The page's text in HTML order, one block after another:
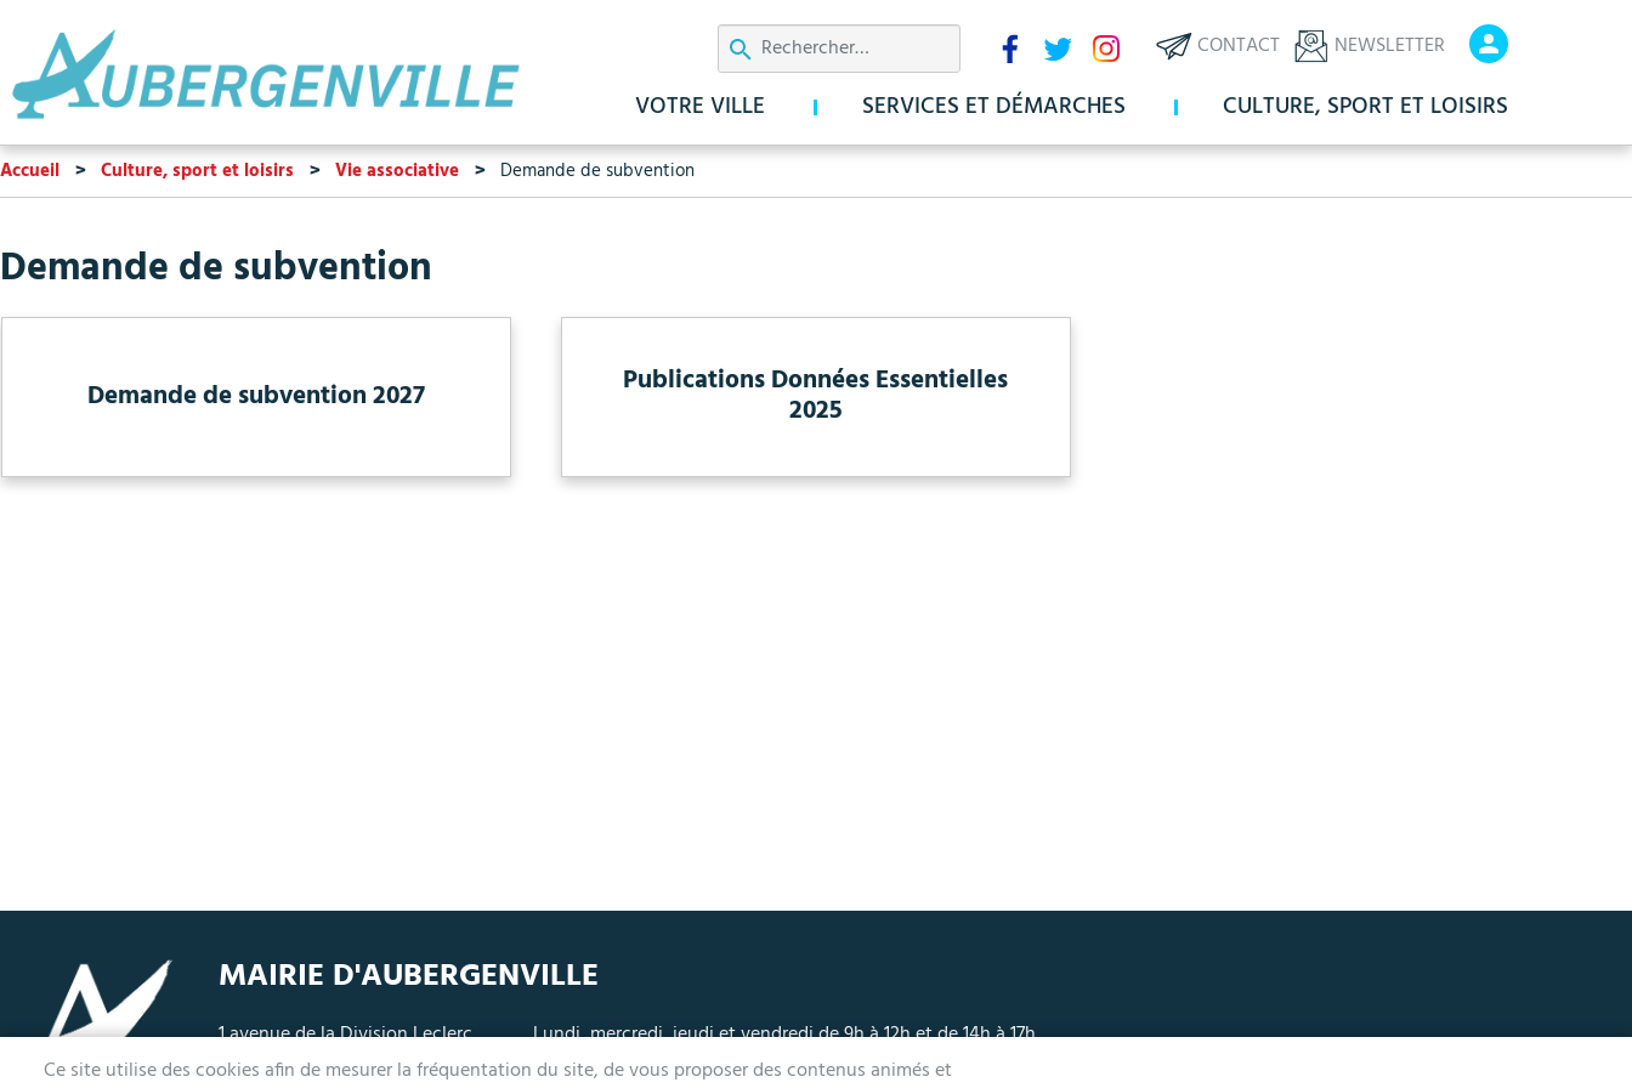
au
contenu
principal
En-
tête
-
En-
tête
Communication
CONTACT NEWSLETTER
Réseaux
sociaux
VOTRE VILLE SERVICES ET DÉMARCHES CULTURE, SPORT ET LOISIRS
Accueil Culture, sport et loisirs Vie associative Demande de subvention
Demande de subvention
Demande de subvention 2027 Publications Données Essentielles
2025
Ce site utilise des cookies afin de mesurer la fréquentation du site, de vous proposer des contenus animés et
MAIRIE D'AUBERGENVILLE
1 avenue de la Division Leclerc
78410 Aubergenville
Lundi, mercredi, jeudi et vendredi de 9h à 12h et de 14h à 17h
Mardi 14h à 17h, nocturne jusqu'à 19h pour l'Accueil et l'État Civil